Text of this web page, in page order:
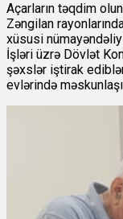
Açarların təqdim
Zəngilan
xüsusi
İşləri üzrə Dövlət
şəxslər iştirak
evlərində